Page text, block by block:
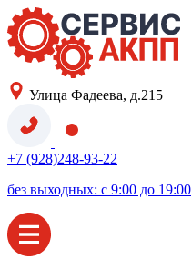
Улица Фадеева, д.215
+7 (928)248-93-22
без выходных: с 9:00 до 19:00